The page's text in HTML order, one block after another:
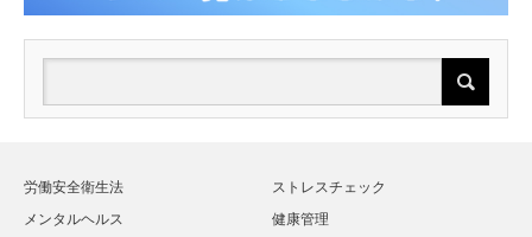
労働安全衛生法
ストレスチェック
メンタルヘルス
健康管理